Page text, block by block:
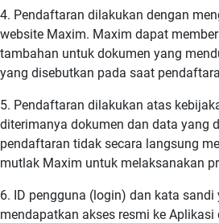
4. Pendaftaran dilakukan dengan
website Maxim. Maxim dapat
tambahan untuk dokumen yang
yang disebutkan pada saat
5. Pendaftaran dilakukan atas
diterimanya dokumen dan data yang
pendaftaran tidak secara langsung
mutlak Maxim untuk melaksanakan
6. ID pengguna (login) dan kata
mendapatkan akses resmi ke Aplikasi